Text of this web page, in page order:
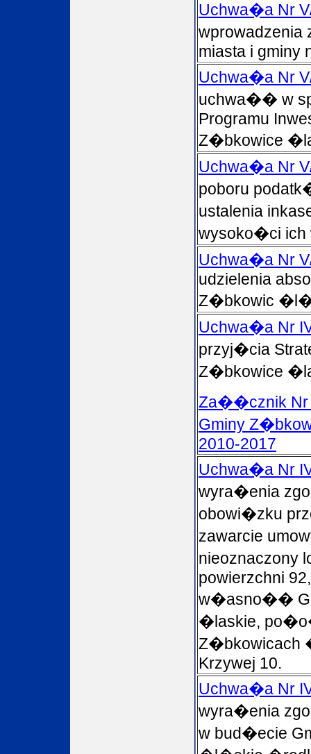
Uchwa�a Nr
wprowadzenia
miasta i gminy
Uchwa�a Nr
uchwa�� w
Programu
Z�bkowice
Uchwa�a Nr
poboru
ustalenia
wysoko�ci
Uchwa�a Nr
udzielenia
Z�bkowic
Uchwa�a Nr
przyj�cia
Z�bkowice
Za��cznik Nr
Gminy
2010-2017
Uchwa�a Nr
wyra�enia
obowi�zku
zawarcie
nieoznaczony
powierzchni
w�asno��
�laskie,
Z�bkowicach
Krzywej 10.
Uchwa�a Nr
wyra�enia
w bud�ecie